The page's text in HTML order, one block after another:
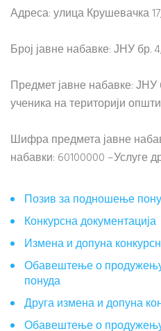
Адреса: улица Крушевачка
Број јавне набавке: ЈНУ бр.
Предмет јавне набавке: ЈНУ
ученика на територији
Шифра предмета јавне
набавки: 60100000 –Услуге
Позив за подношење
Конкурсна документација
Измена и допуна
Обавештење о
понуда
Друга измена и допуна
Обавештење о